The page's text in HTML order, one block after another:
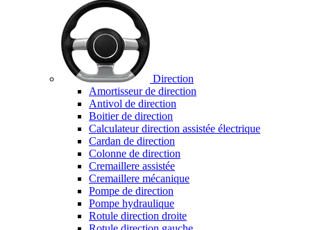
Direction
Amortisseur de direction
Antivol de direction
Boitier de direction
Calculateur direction assistée électrique
Cardan de direction
Colonne de direction
Cremaillere assistée
Cremaillere mécanique
Pompe de direction
Pompe hydraulique
Rotule direction droite